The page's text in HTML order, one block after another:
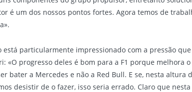
é um dos nossos pontos fortes. Agora temos de
particularmente impressionado com a pressão que
«O progresso deles é bom para a F1 porque melhora
bater a Mercedes e não a Red Bull. E se, nesta altura
desistir de o fazer, isso seria errado. Claro que